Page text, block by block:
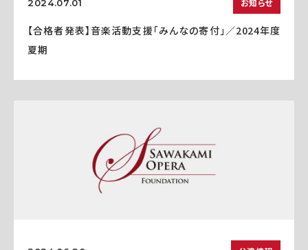
2024.07.01 お知らせ
【合格者発表】音楽活動支援「みんなの寄付」／2024年度
夏期